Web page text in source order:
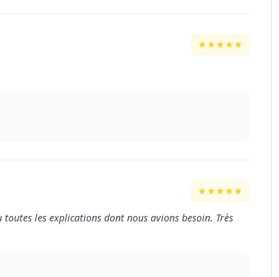
★★★★★
★★★★★
les explications dont nous avions besoin. Très